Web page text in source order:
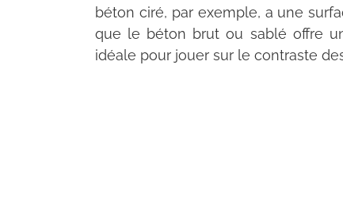
béton ciré, par exemple, a une
que le béton brut ou sablé offre
idéale pour jouer sur le contraste